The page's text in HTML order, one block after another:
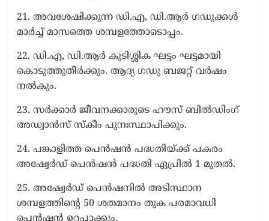
21. അവശേഷിക്കുന്ന ഡി.എ, ഡി.ആര്‍ ഗഡുക്കള്‍
മാര്‍ച്ച് മാസത്തെ ശമ്പളത്തോടൊപ്പം.
22. ഡി.എ, ഡി.ആര്‍ കുടിശ്ശിക ഘട്ടം ഘട്ടമായി
കൊടുത്തുതീര്‍ക്കും. ആദ്യ ഗഡു ബജറ്റ് വര്‍ഷം
നല്‍കും.
23. സര്‍ക്കാര്‍ ജീവനക്കാരുടെ ഹൗസ് ബില്‍ഡിംഗ്
അഡ്വാന്‍സ് സ്കീം പുനഃസ്ഥാപിക്കും.
24. പങ്കാളിത്ത പെന്‍ഷന്‍ പദ്ധതിയ്ക്ക് പകരം
അഷ്വേര്‍ഡ് പെന്‍ഷന്‍ പദ്ധതി ഏപ്രില്‍ 1 മുതല്‍.
25. അഷ്വേര്‍ഡ് പെന്‍ഷനില്‍ അടിസ്ഥാന
ശമ്പളത്തിന്റെ 50 ശതമാനം തുക പരമാവധി
പെന്‍ഷന്‍ ഉറപ്പാക്കും.